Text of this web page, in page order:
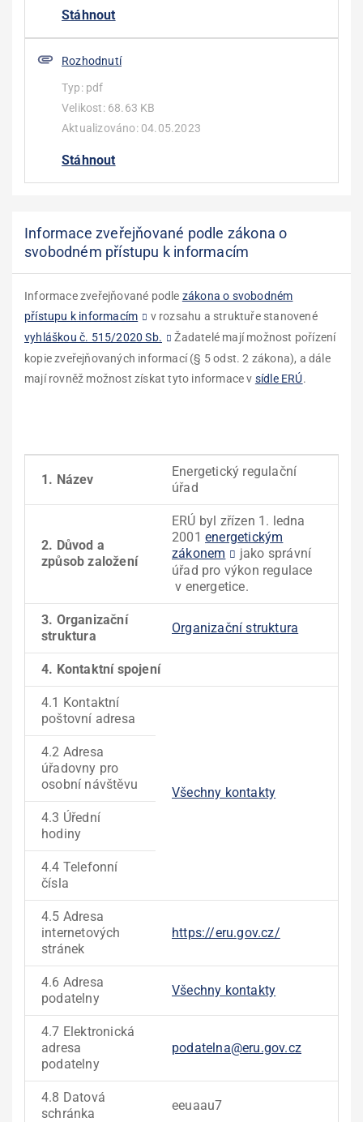
Stáhnout
Rozhodnutí
Typ: pdf
Velikost: 68.63 KB
Aktualizováno: 04.05.2023
Stáhnout
Informace zveřejňované podle zákona o
svobodném přístupu k informacím
Informace zveřejňované podle zákona o svobodném
přístupu k informacím
v rozsahu a struktuře stanovené
vyhláškou č. 515/2020 Sb.
Žadatelé mají možnost pořízení
kopie zveřejňovaných informací (§ 5 odst. 2 zákona), a dále
mají rovněž možnost získat tyto informace v sídle ERÚ.
1. Název
Energetický regulační
úřad
2. Důvod a
způsob založení
ERÚ byl zřízen 1. ledna
2001 energetickým
zákonem
jako správní
úřad pro výkon regulace
v energetice.
3. Organizační
struktura
Organizační struktura
4. Kontaktní spojení
4.1 Kontaktní
poštovní adresa
Všechny kontakty
4.2 Adresa
úřadovny pro
osobní návštěvu
4.3 Úřední
hodiny
4.4 Telefonní
čísla
4.5 Adresa
internetových
stránek
https://eru.gov.cz/
4.6 Adresa
podatelny
Všechny kontakty
4.7 Elektronická
adresa
podatelny
podatelna@eru.gov.cz
4.8 Datová
schránka
eeuaau7